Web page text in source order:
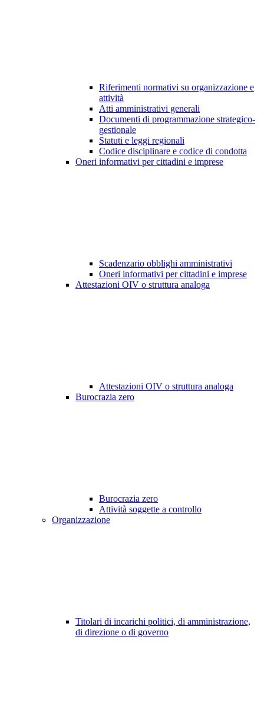
Riferimenti normativi su organizzazione e
attività
Atti amministrativi generali
Documenti di programmazione strategico-
gestionale
Statuti e leggi regionali
Codice disciplinare e codice di condotta
Oneri informativi per cittadini e imprese
Scadenzario obblighi amministrativi
Oneri informativi per cittadini e imprese
Attestazioni OIV o struttura analoga
Attestazioni OIV o struttura analoga
Burocrazia zero
Burocrazia zero
Attività soggette a controllo
Organizzazione
Titolari di incarichi politici, di amministrazione,
di direzione o di governo